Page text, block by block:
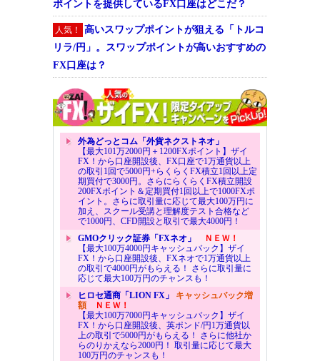
ポイントを提供しているFX口座はどこだ？
人気！
高いスワップポイントが狙える「トルコ
リラ/円」。スワップポイントが高いおすすめの
FX口座は？
外為どっとコム「外貨ネクストネオ」
【最大101万2000円＋1200FXポイント】ザイ
FX！から口座開設後、FX口座で1万通貨以上
の取引1回で5000円+らくらくFX積立1回以上定
期買付で3000円。さらにらくらくFX積立開設
200FXポイント＆定期買付1回以上で1000FXポ
イント。さらに取引量に応じて最大100万円に
加え、スクール受講と理解度テスト合格など
で1000円、CFD開設と取引で最大4000円！
GMOクリック証券「FXネオ」
ＮＥＷ！
【最大100万4000円キャッシュバック】ザイ
FX！から口座開設後、FXネオで1万通貨以上
の取引で4000円がもらえる！ さらに取引量に
応じて最大100万円のチャンスも！
ヒロセ通商「LION FX」 キャッシュバック増
額ＮＥＷ！
【最大100万7000円キャッシュバック】ザイ
FX！から口座開設後、英ポンド/円1万通貨以
上の取引で5000円がもらえる！ さらに他社か
らのりかえなら2000円！ 取引量に応じて最大
100万円のチャンスも！